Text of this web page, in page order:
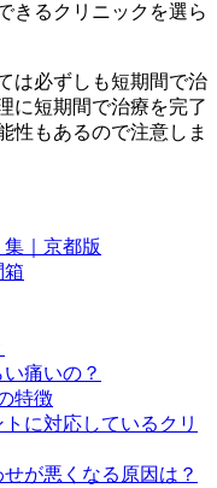
きるクリニックを選ら
は必ずしも短期間で治
に短期間で治療を完了
性もあるので注意しま
｜京都版
箱
痛いの？
特徴
に対応しているクリ
が悪くなる原因は？